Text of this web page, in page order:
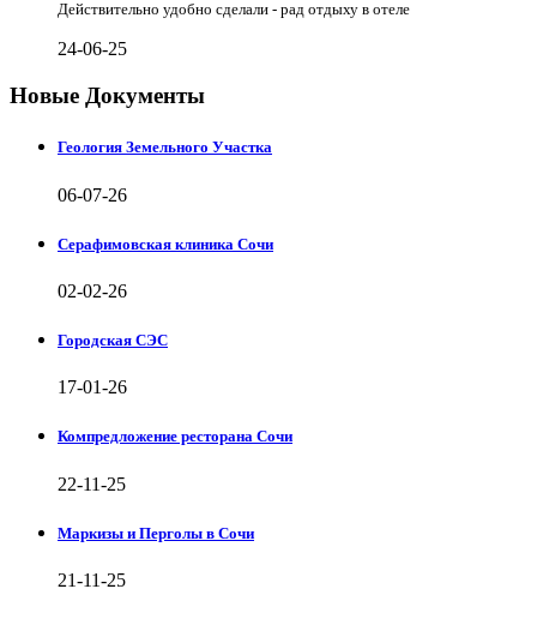
Действительно удобно сделали - рад отдыху в отеле
24-06-25
Новые Документы
Геология Земельного Участка
06-07-26
Серафимовская клиника Сочи
02-02-26
Городская СЭС
17-01-26
Компредложение ресторана Сочи
22-11-25
Маркизы и Перголы в Сочи
21-11-25